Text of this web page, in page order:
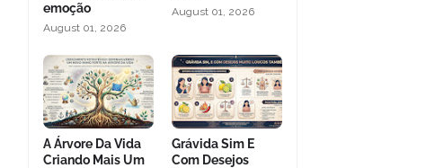
emoção
August 01, 2026
August 01, 2026
A Árvore Da Vida
Criando Mais Um
Grávida Sim E
Com Desejos